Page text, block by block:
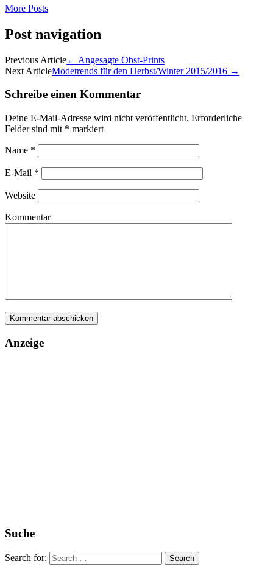
More Posts
Post navigation
Previous Article← Angesagte Obst-Prints
Next ArticleModetrends für den Herbst/Winter 2015/2016 →
Schreibe einen Kommentar
Deine E-Mail-Adresse wird nicht veröffentlicht. Erforderliche
Felder sind mit * markiert
Name *
E-Mail *
Website
Kommentar
Anzeige
Suche
Search for: